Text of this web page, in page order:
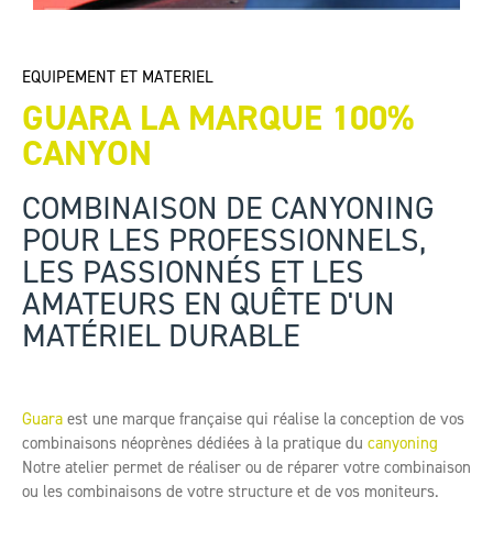
EQUIPEMENT ET MATERIEL
GUARA LA MARQUE 100%
CANYON
COMBINAISON DE CANYONING
POUR LES PROFESSIONNELS,
LES PASSIONNÉS ET LES
AMATEURS EN QUÊTE D'UN
MATÉRIEL DURABLE
Guara est une marque française qui réalise la conception de vos
combinaisons néoprènes dédiées à la pratique du canyoning
Notre atelier permet de réaliser ou de réparer votre combinaison
ou les combinaisons de votre structure et de vos moniteurs.